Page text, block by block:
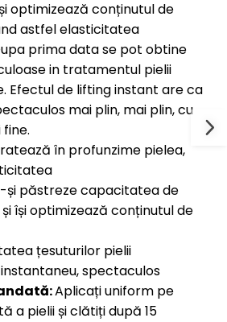
optimizează conținutul de
astfel elasticitatea
prima data se pot obtine
in tratamentul pielii
Efectul de lifting instant are ca
mai plin, mai plin, cu
în profunzime pielea,
și păstreze capacitatea de
își optimizează conținutul de
țesuturilor pielii
spectaculos
Aplicați uniform pe
a pielii și clătiți după 15